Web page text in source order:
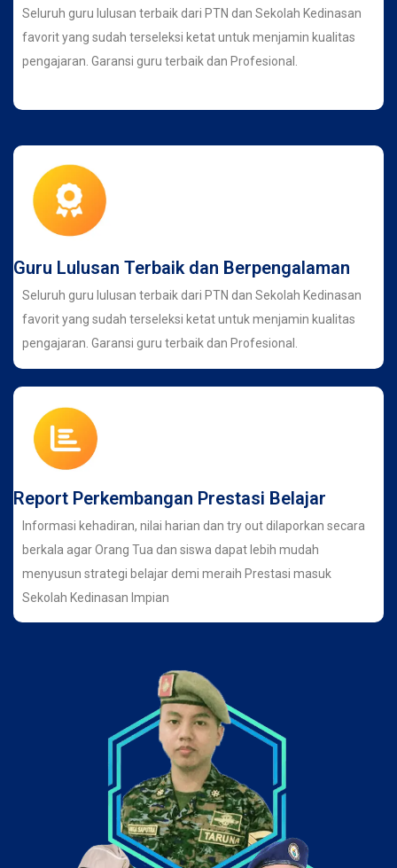
Seluruh guru lulusan terbaik dari PTN dan Sekolah Kedinasan
favorit yang sudah terseleksi ketat untuk menjamin kualitas
pengajaran. Garansi guru terbaik dan Profesional.
Guru Lulusan Terbaik dan Berpengalaman
Seluruh guru lulusan terbaik dari PTN dan Sekolah Kedinasan
favorit yang sudah terseleksi ketat untuk menjamin kualitas
pengajaran. Garansi guru terbaik dan Profesional.
Report Perkembangan Prestasi Belajar
Informasi kehadiran, nilai harian dan try out dilaporkan secara
berkala agar Orang Tua dan siswa dapat lebih mudah
menyusun strategi belajar demi meraih Prestasi masuk
Sekolah Kedinasan Impian